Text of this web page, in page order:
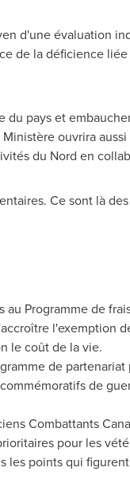
d'une évaluation
de la déficience
pays et
ouvrira
du Nord en
Ce sont là
Programme de
l'exemption
le coût de la vie.
de
de
Combattants
pour les
points qui